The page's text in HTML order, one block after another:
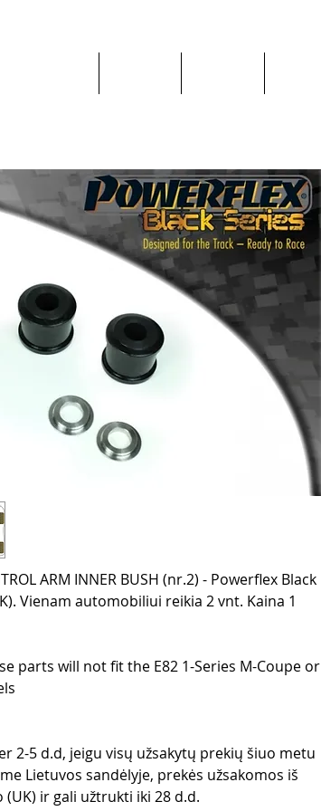
ARM INNER BUSH (nr.2) - Powerflex Black
Vienam automobiliui reikia 2 vnt. Kaina 1
parts will not fit the E82 1-Series M-Coupe or
2-5 d.d, jeigu visų užsakytų prekių šiuo metu
Lietuvos sandėlyje, prekės užsakomos iš
ir gali užtrukti iki 28 d.d.